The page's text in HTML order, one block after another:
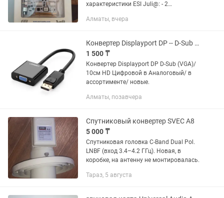
характеристики ESI Juli@: - 2
аналоговых выходных канала - 24-
динамическим...
Алматы, вчера
Конвертер Displayport DP -- D-Sub (VGA)/ 10см HD Цифровой -- в Аналогов
1 500 ₸
Конвертер Displayport DP D-Sub (VGA)/
10см HD Цифровой в Аналоговый/ в
ассортименте/ новые.
Алматы, позавчера
Спутниковый конвертер SVEC A8
5 000 ₸
Спутниковая головка C-Band Dual Pol.
LNBF (вход 3.4–4.2 ГГц). Новая, в
коробке, на антенну не монтировалась.
Тараз, 5 августа